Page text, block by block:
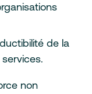
de la
non